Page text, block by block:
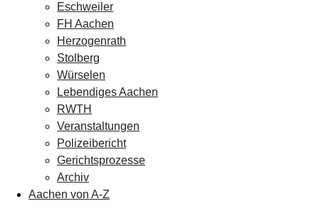
Eschweiler
FH Aachen
Herzogenrath
Stolberg
Würselen
Lebendiges Aachen
RWTH
Veranstaltungen
Polizeibericht
Gerichtsprozesse
Archiv
Aachen von A-Z